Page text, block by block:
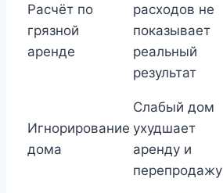
Расчёт по
грязной
аренде
расходов не
показывает
реальный
результат
Игнорирование
дома
Слабый дом
ухудшает
аренду и
перепродажу